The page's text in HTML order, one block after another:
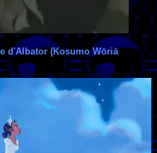
d'Albator (Kosumo Wōriā